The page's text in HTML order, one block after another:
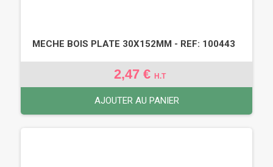
MECHE BOIS PLATE 30X152MM - REF: 100443
2,47 € H.T
AJOUTER AU PANIER